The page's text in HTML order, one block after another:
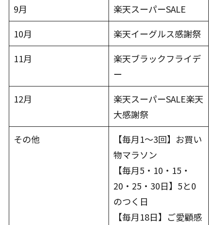
9月
楽天スーパーSALE
10月
楽天イーグルス感謝祭
11月
楽天ブラックフライデ
ー
12月
楽天スーパーSALE楽天
大感謝祭
その他
【毎月1～3回】お買い
物マラソン
【毎月5・10・15・
20・25・30日】5と0
のつく日
【毎月18日】ご愛顧感